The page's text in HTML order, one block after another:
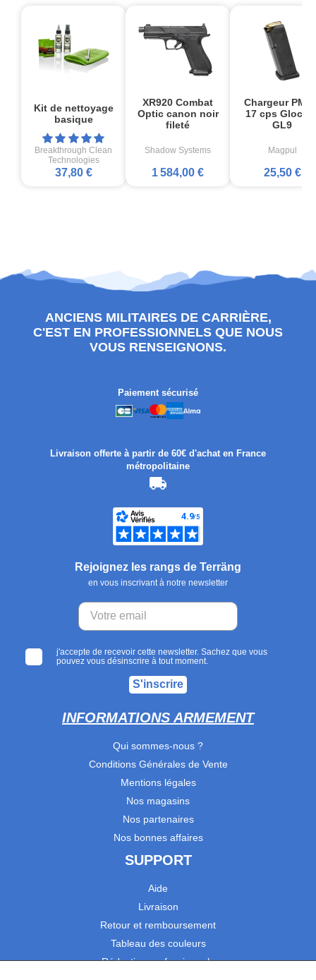
Kit de nettoyage
basique
Breakthrough Clean
Technologies
37,80 €
XR920 Combat
Optic canon noir
fileté
Shadow Systems
1 584,00 €
Chargeur
17 cps
GL9
Magpul
25,50 €
ANCIENS MILITAIRES DE CARRIÈRE,
C'EST EN PROFESSIONNELS QUE NOUS
VOUS RENSEIGNONS.
Paiement sécurisé
Livraison offerte à partir de 60€ d'achat en France
métropolitaine
Rejoignez les rangs de Terräng
en vous inscrivant à notre newsletter
j'accepte de recevoir cette newsletter. Sachez que vous
pouvez vous désinscrire à tout moment.
S'inscrire
INFORMATIONS ARMEMENT
Qui sommes-nous ?
Conditions Générales de Vente
Mentions légales
Nos magasins
Nos partenaires
Nos bonnes affaires
SUPPORT
Aide
Livraison
Retour et remboursement
Tableau des couleurs
Réduction professionnels